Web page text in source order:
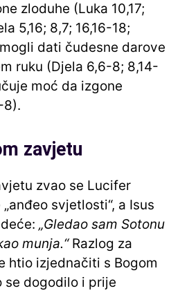
zloduhe (Luka 10,17;
5,16; 8,7; 16,16-18;
dati čudesne darove
ruku (Djela 6,6-8; 8,14-
moć da izgone
8).
zavjetu
zvao se Lucifer
svjetlosti“, a Isus
„Gledao sam Sotonu
munja.“Razlog za
htio izjednačiti s Bogom
se dogodilo i prije